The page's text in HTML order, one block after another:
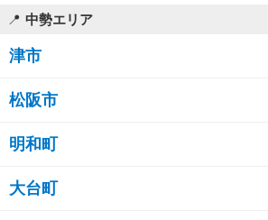
中勢エリア
津市
松阪市
明和町
大台町